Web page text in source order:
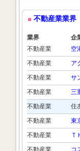
不動産業業界
業界 企
不動産業
空
不動産業
ア
不動産業
サ
不動産業
三
不動産業
住
不動産業
東
不動産業
Ｔ
不動産業
コ